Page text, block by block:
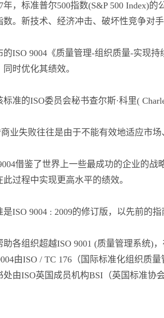
标准普尔500指数(S&P 500 Index)的
数。新技术、经济冲击、破坏性竞争对
9004《质量管理-组织质量-实现持
时优化其绩效。
的ISO委员会秘书查尔斯·科里(
失败往往是由于不能有效地适应市场
借鉴了世界上一些最成功的企业的战
此过程中实现更高水平的绩效。
9004 : 2009的修订版，以先前的指
组织超越ISO 9001 (质量管理系统)，
ISO / TC 176（国际标准化组织质量
处由ISO英国成员机构BSI（英国标准协会